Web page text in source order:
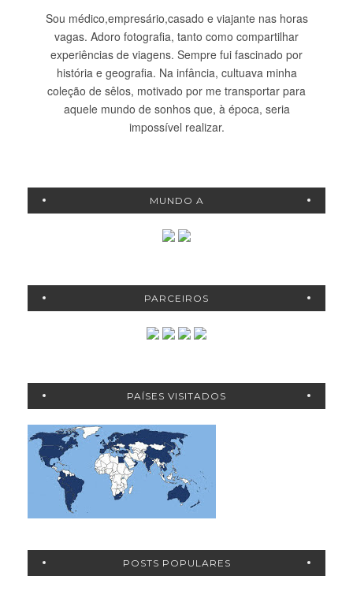
Sou médico,empresário,casado e viajante nas horas
vagas. Adoro fotografia, tanto como compartilhar
experiências de viagens. Sempre fui fascinado por
história e geografia. Na infância, cultuava minha
coleção de sêlos, motivado por me transportar para
aquele mundo de sonhos que, à época, seria
impossível realizar.
MUNDO A
PARCEIROS
PAÍSES VISITADOS
POSTS POPULARES